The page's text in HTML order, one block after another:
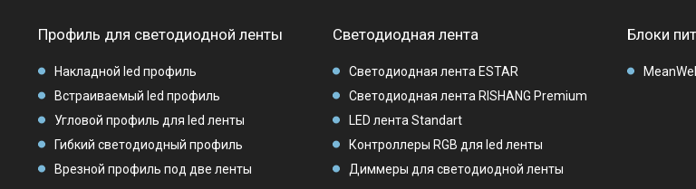
Профиль для светодиодной ленты
Накладной led профиль
Встраиваемый led профиль
Угловой профиль для led ленты
Гибкий светодиодный профиль
Врезной профиль под две ленты
Светодиодная лента
Светодиодная лента ESTAR
Светодиодная лента RISHANG Premium
LED лента Standart
Контроллеры RGB для led ленты
Диммеры для светодиодной ленты
Блоки
MeanWell